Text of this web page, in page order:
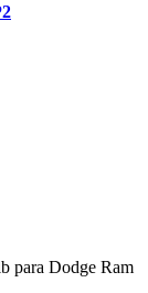
para Dodge Ram